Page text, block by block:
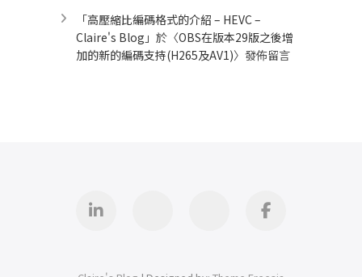
「高壓縮比編碼格式的介紹 – HEVC –
Claire's Blog 」於〈OBS在版本29版之後增
加的新的編碼支持(H265及AV1)〉發佈留言
Linkedin iThomeFacebook